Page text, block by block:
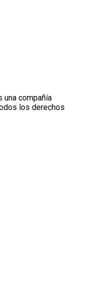
una compañía
los derechos